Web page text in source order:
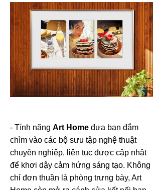
- Tính năng Art Home đưa bạn đắm
chìm vào các bộ sưu tập nghệ thuật
chuyên nghiệp, liên tục được cập nhật
để khơi dậy cảm hứng sáng tạo. Không
chỉ đơn thuần là phòng trưng bày, Art